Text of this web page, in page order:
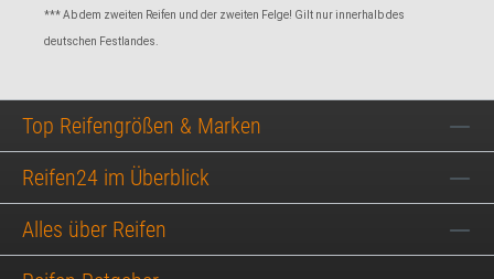
*** Ab dem zweiten Reifen und der zweiten Felge! Gilt nur innerhalb des
deutschen Festlandes.
Top Reifengrößen & Marken
Reifen24 im Überblick
Alles über Reifen